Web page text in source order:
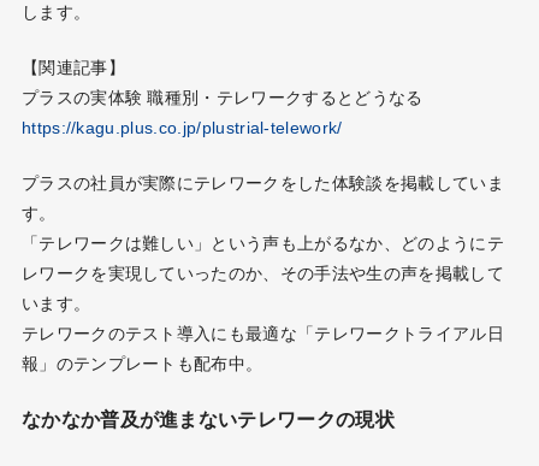
します。
【関連記事】
プラスの実体験 職種別・テレワークするとどうなる
https://kagu.plus.co.jp/plustrial-telework/
プラスの社員が実際にテレワークをした体験談を掲載していま
す。
「テレワークは難しい」という声も上がるなか、どのようにテ
レワークを実現していったのか、その手法や生の声を掲載して
います。
テレワークのテスト導入にも最適な「テレワークトライアル日
報」のテンプレートも配布中。
なかなか普及が進まないテレワークの現状